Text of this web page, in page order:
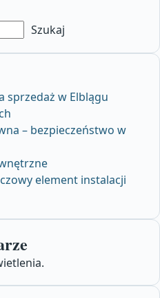
Szukaj
sprzedaż w Elblągu
– bezpieczeństwo w
element instalacji